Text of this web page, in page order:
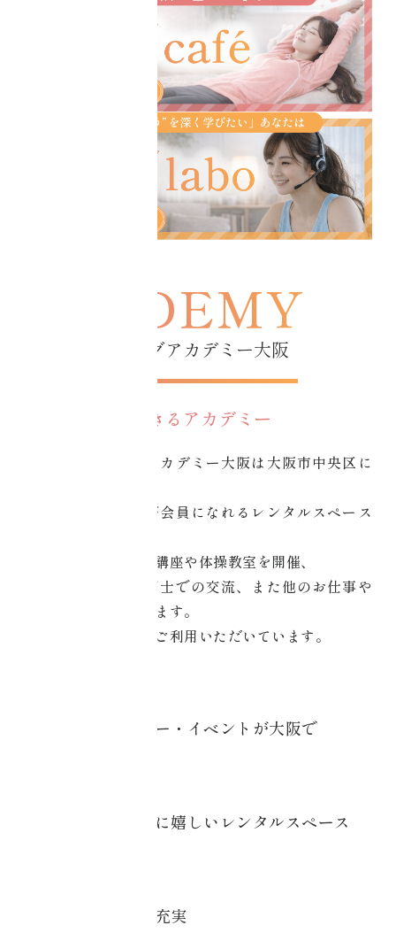
コアチューニングアカデミー大阪
学びと交流ができるアカデミー
コアチューニングアカデミー大阪は大阪市中央区に
インストラクターが会員になれるレンタルスペース
コアチューニングの講座や体操教室を開催、
インストラクター同士での交流、また他のお仕事や
趣味にもご利用できます。
そんな方にたくさんご利用いただいています。
協会主催のセミナー・イベントが大阪で
インストラクターに嬉しいレンタルスペース
設備・サービスも充実